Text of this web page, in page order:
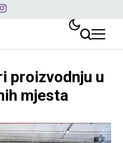
proizvodnju u
mjesta